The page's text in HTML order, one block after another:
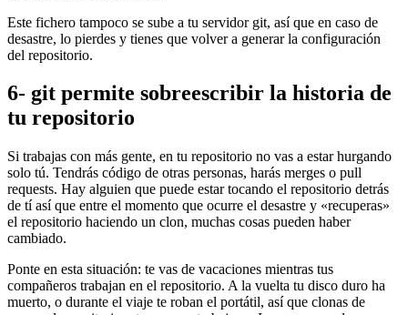
Este fichero tampoco se sube a tu servidor git, así que en caso de
desastre, lo pierdes y tienes que volver a generar la configuración
del repositorio.
6- git permite sobreescribir la historia de
tu repositorio
Si trabajas con más gente, en tu repositorio no vas a estar hurgando
solo tú. Tendrás código de otras personas, harás merges o pull
requests. Hay alguien que puede estar tocando el repositorio detrás
de tí así que entre el momento que ocurre el desastre y «recuperas»
el repositorio haciendo un clon, muchas cosas pueden haber
cambiado.
Ponte en esta situación: te vas de vacaciones mientras tus
compañeros trabajan en el repositorio. A la vuelta tu disco duro ha
muerto, o durante el viaje te roban el portátil, así que clonas de